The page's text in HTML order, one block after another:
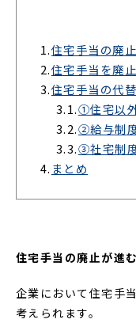
1.住宅手当の廃
2.住宅手当を廃
3.住宅手当の代
3.1.①住宅以
3.2.②給与制
3.3.③社宅制
4. まとめ
住宅手当の廃止が進
企業において住宅手
考えられます。